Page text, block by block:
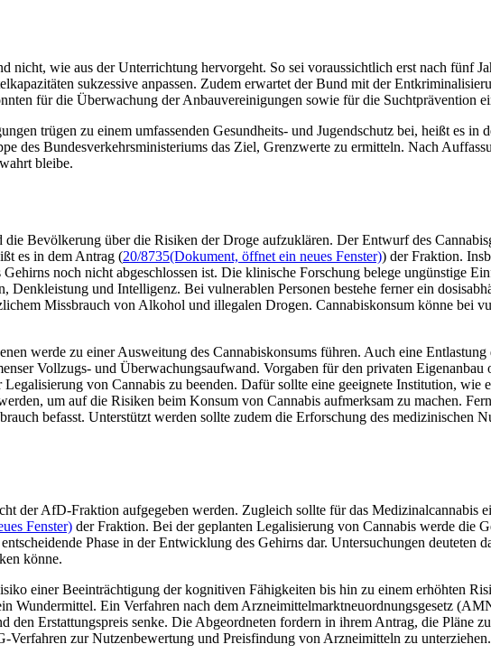
wie aus der Unterrichtung hervorgeht. So sei voraussichtlich erst nach fünf
sukzessive anpassen. Zudem erwartet der Bund mit der
für die Überwachung der Anbauvereinigungen sowie für die Suchtprävention
trügen zu einem umfassenden Gesundheits- und Jugendschutz bei, heißt es in
des Bundesverkehrsministeriums das Ziel, Grenzwerte zu ermitteln. Nach
bleibe.
Bevölkerung über die Risiken der Droge aufzuklären. Der Entwurf des
es in dem Antrag (20/8735(Dokument, öffnet ein neues Fenster)) der Fraktion.
noch nicht abgeschlossen ist. Die klinische Forschung belege ungünstige
und Intelligenz. Bei vulnerablen Personen bestehe ferner ein
Missbrauch von Alkohol und illegalen Drogen. Cannabiskonsum könne bei
werde zu einer Ausweitung des Cannabiskonsums führen. Auch eine
Vollzugs- und Überwachungsaufwand. Vorgaben für den privaten
von Cannabis zu beenden. Dafür sollte eine geeignete Institution, wie
um auf die Risiken beim Konsum von Cannabis aufmerksam zu machen.
befasst. Unterstützt werden sollte zudem die Erforschung des medizinischen
der AfD-Fraktion aufgegeben werden. Zugleich sollte für das Medizinalcannabis
Fenster) der Fraktion. Bei der geplanten Legalisierung von Cannabis werde die
Phase in der Entwicklung des Gehirns dar. Untersuchungen deuteten
könne.
einer Beeinträchtigung der kognitiven Fähigkeiten bis hin zu einem erhöhten
Wundermittel. Ein Verfahren nach dem Arzneimittelmarktneuordnungsgesetz
Erstattungspreis senke. Die Abgeordneten fordern in ihrem Antrag, die Pläne
zur Nutzenbewertung und Preisfindung von Arzneimitteln zu